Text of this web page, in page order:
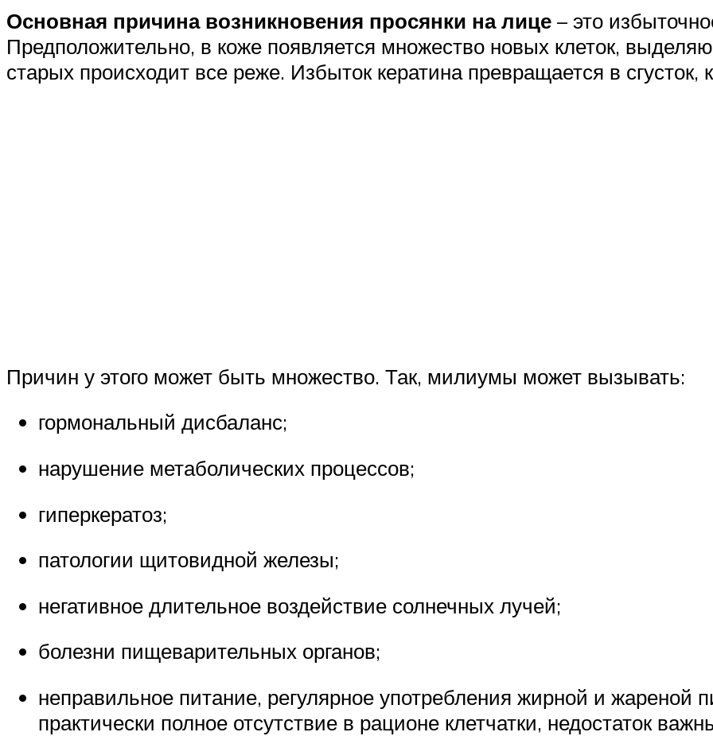
Основная причина возникновения просянки на лице – это
Предположительно, в коже появляется множество новых клеток,
старых происходит все реже. Избыток кератина превращается в сгусток,
Причин у этого может быть множество. Так, милиумы может вызывать:
гормональный дисбаланс;
нарушение метаболических процессов;
гиперкератоз;
патологии щитовидной железы;
негативное длительное воздействие солнечных лучей;
болезни пищеварительных органов;
неправильное питание, регулярное употребления жирной и жареной
практически полное отсутствие в рационе клетчатки, недостаток